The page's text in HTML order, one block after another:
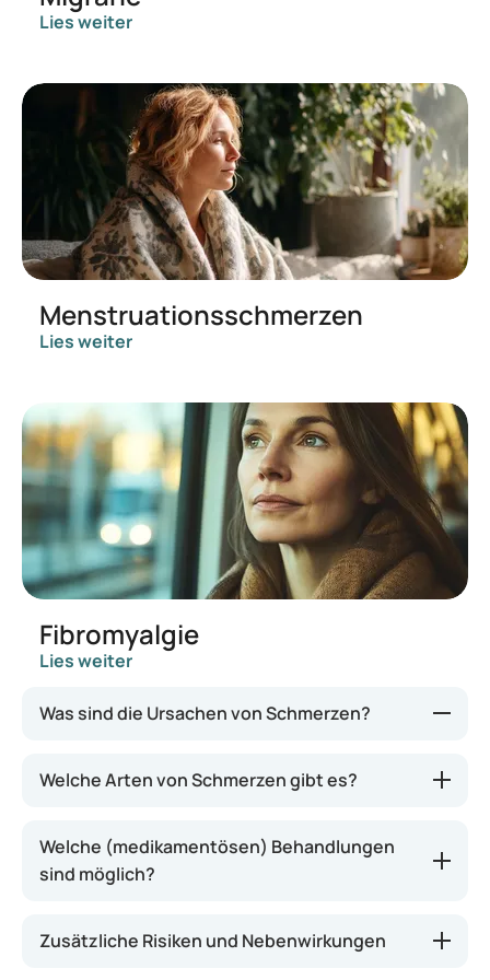
Lies weiter
Menstruationsschmerzen
Lies weiter
Fibromyalgie
Lies weiter
Was sind die Ursachen von Schmerzen?
Verletzung, einem Pickel usw. bis hin zu einem
hinaus können Schmerzen andere psychische
Beschwerden wie Angst und Depressionen
wenn man sich in einer veränderten
Gemütsverfassung befindet. Um Schmerzen zu
Welche Arten von Schmerzen gibt es?
Welche (medikamentösen) Behandlungen
sind möglich?
Zusätzliche Risiken und Nebenwirkungen